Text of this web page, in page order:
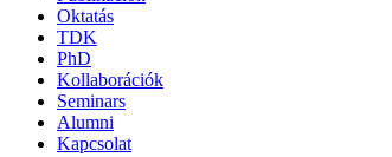
Oktatás
TDK
PhD
Kollaborációk
Seminars
Alumni
Kapcsolat